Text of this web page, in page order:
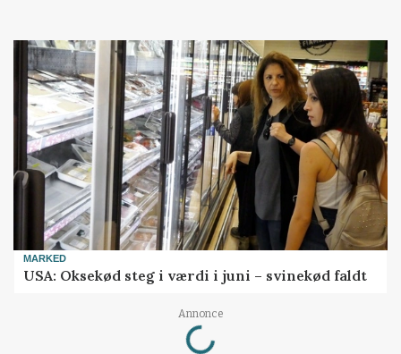
MARKED
USA: Oksekød steg i værdi i juni – svinekød faldt
Annonce
Loading...